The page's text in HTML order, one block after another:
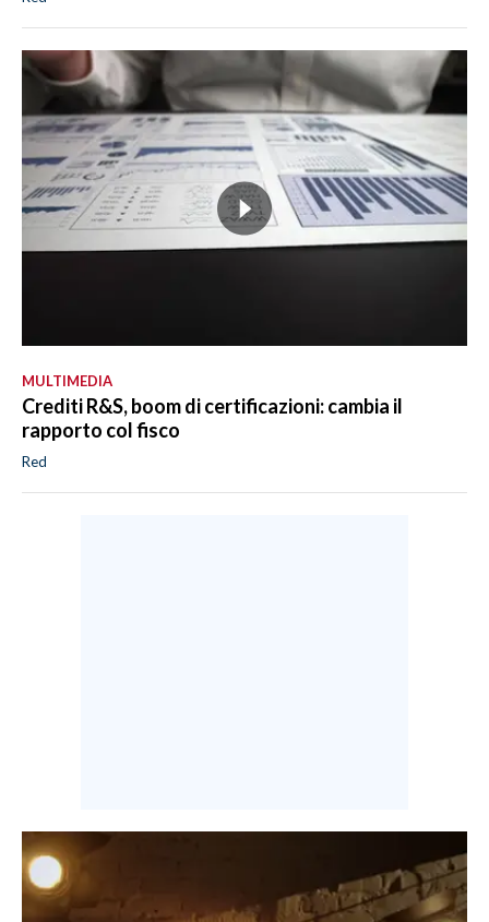
MULTIMEDIA
Crediti R&S, boom di certificazioni: cambia il
rapporto col fisco
Red